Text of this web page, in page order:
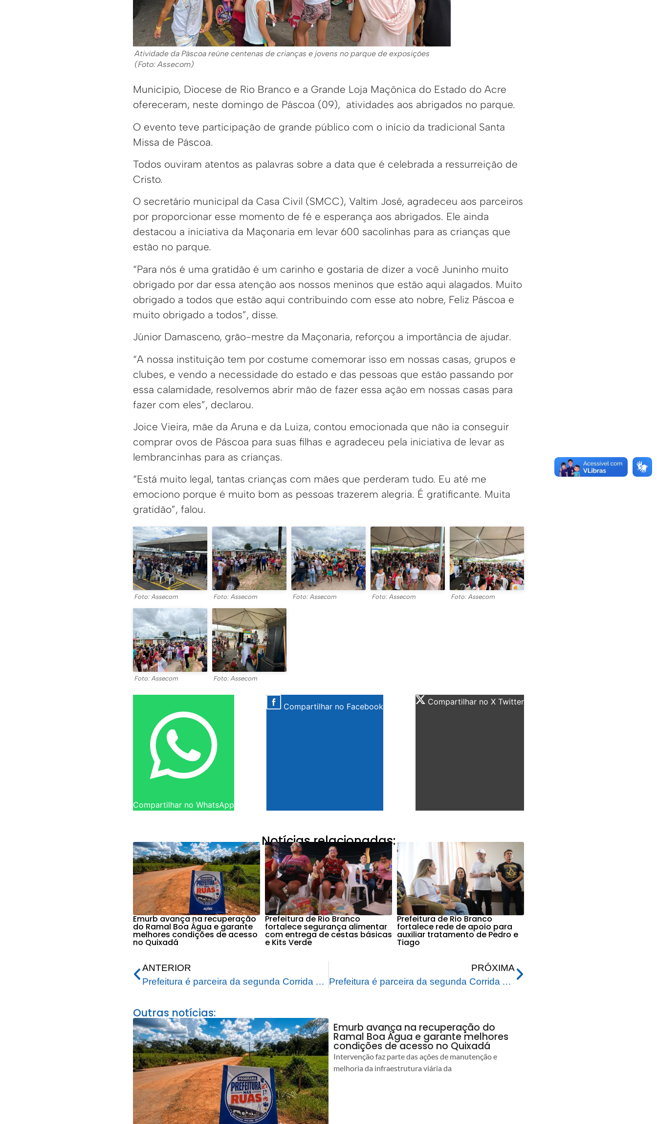
Atividade da Páscoa reúne centenas de crianças e jovens no parque de exposições
(Foto: Assecom)
Município, Diocese de Rio Branco e a Grande Loja Maçônica do Estado do Acre
ofereceram, neste domingo de Páscoa (09), atividades aos abrigados no parque.
O evento teve participação de grande público com o início da tradicional Santa
Missa de Páscoa.
Todos ouviram atentos as palavras sobre a data que é celebrada a ressurreição de
Cristo.
O secretário municipal da Casa Civil (SMCC), Valtim José, agradeceu aos parceiros
por proporcionar esse momento de fé e esperança aos abrigados. Ele ainda
destacou a iniciativa da Maçonaria em levar 600 sacolinhas para as crianças que
estão no parque.
“Para nós é uma gratidão é um carinho e gostaria de dizer a você Juninho muito
obrigado por dar essa atenção aos nossos meninos que estão aqui alagados. Muito
obrigado a todos que estão aqui contribuindo com esse ato nobre, Feliz Páscoa e
muito obrigado a todos”, disse.
Júnior Damasceno, grão-mestre da Maçonaria, reforçou a importância de ajudar.
“A nossa instituição tem por costume comemorar isso em nossas casas, grupos e
clubes, e vendo a necessidade do estado e das pessoas que estão passando por
essa calamidade, resolvemos abrir mão de fazer essa ação em nossas casas para
fazer com eles”, declarou.
Joice Vieira, mãe da Aruna e da Luiza, contou emocionada que não ia conseguir
comprar ovos de Páscoa para suas filhas e agradeceu pela iniciativa de levar as
lembrancinhas para as crianças.
“Está muito legal, tantas crianças com mães que perderam tudo. Eu até me
emociono porque é muito bom as pessoas trazerem alegria. É gratificante. Muita
gratidão”, falou.
Foto: Assecom Foto: Assecom Foto: Assecom Foto: Assecom Foto: Assecom
Foto: Assecom Foto: Assecom
Compartilhar no WhatsApp
Compartilhar no Facebook Compartilhar no X Twitter
Notícias relacionadas:
Emurb avança na recuperação
do Ramal Boa Água e garante
melhores condições de acesso
no Quixadá
Prefeitura de Rio Branco
fortalece segurança alimentar
com entrega de cestas básicas
e Kits Verde
Prefeitura de Rio Branco
fortalece rede de apoio para
auxiliar tratamento de Pedro e
Tiago
ANTERIOR
Prefeitura é parceira da segunda Corrida Azul em alusão ao Transtorno do Espectro Autista
PRÓXIMA
Prefeitura é parceira da segunda Corrida Azul em alusão ao Transtorno do Espectro Autista
Outras notícias:
Emurb avança na recuperação do
Ramal Boa Água e garante melhores
condições de acesso no Quixadá
Intervenção faz parte das ações de manutenção e
melhoria da infraestrutura viária da